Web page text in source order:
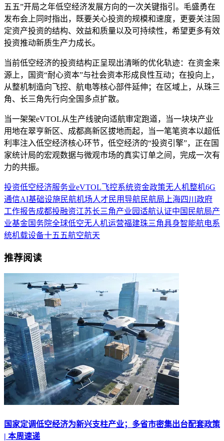
五五”开局之年低空经济发展方向的一次关键指引。毛盛勇在
发布会上同时指出，既要关心投资的规模和速度，更要关注固
定资产投资的结构、效益和质量以及可持续性，希望更多有效
投资推动新质生产力成长。
当前低空经济的投资结构正呈现出清晰的优化轨迹：在资金来
源上，国资“耐心资本”与社会资本形成良性互动；在投向上，
从整机制造向飞控、航电等核心部件延伸；在区域上，从珠三
角、长三角先行向全国多点扩散。
当一架架eVTOL从生产线驶向适航审定跑道，当一块块产业
用地在翠亨新区、成都高新区拔地而起，当一笔笔资本以超低
利率注入低空经济核心环节，低空经济的“投资引擎”，正在国
家统计局的宏观数据与微观市场的真实订单之间，完成一次有
力的共振。
投资低空经济服务业eVTOL飞控系统资金政策无人机整机6G
通信AI基础设施民航机场人才 民用 导航民航局 上海四川 政府
工作报告成都投融资江苏长三角产业园适航认证中国民航局产
业基金国务院全球低空无人机运营福建珠三角具身智能航电系
统机载设备十五五航空航天
推荐阅读
国家定调低空经济为新兴支柱产业；多省市密集出台配套政策
| 本周速递